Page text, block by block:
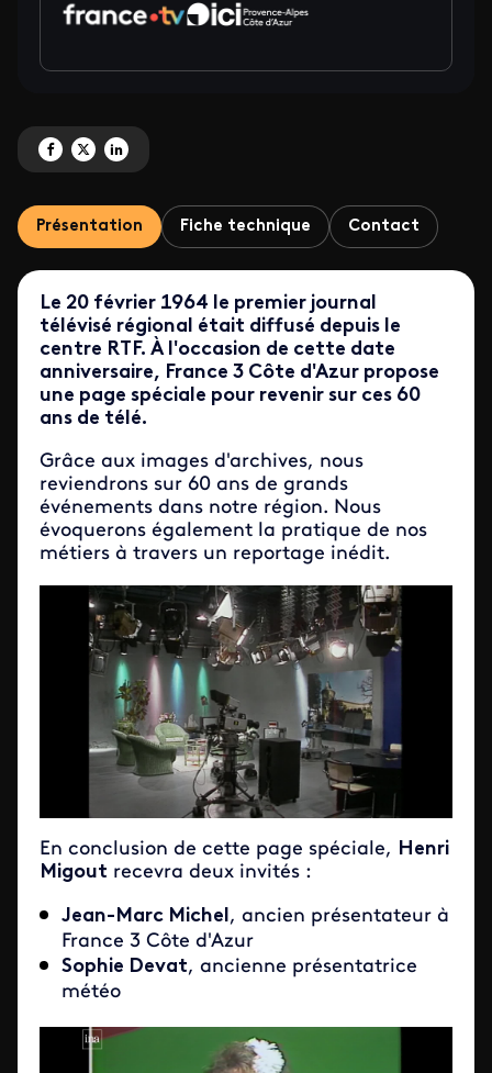
Partagez 'Page spéciale "60 ans du premier journal télévisé" de Côte d'Azur'
Partagez 'Page spéciale "60 ans du premier journal télévisé" de Côte
Partagez 'Page spéciale "60 ans du premier journal télévisé" de
Présentation Fiche technique Contact
Le 20 février 1964 le premier journal
télévisé régional était diffusé depuis le
centre RTF. À l'occasion de cette date
anniversaire, France 3 Côte d'Azur propose
une page spéciale pour revenir sur ces 60
ans de télé.
Grâce aux images d'archives, nous
reviendrons sur 60 ans de grands
événements dans notre région. Nous
évoquerons également la pratique de nos
métiers à travers un reportage inédit.
En conclusion de cette page spéciale, Henri
Migout recevra deux invités :
Jean-Marc Michel , ancien présentateur à
France 3 Côte d'Azur
Sophie Devat, ancienne présentatrice
météo